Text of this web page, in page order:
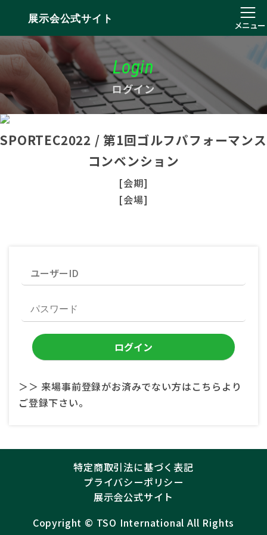
展示会公式サイト
メニュー
Login
ログイン
SPORTEC2022 / 第1回ゴルフパフォーマンス
コンベンション
[会期]
[会場]
＞＞ 来場事前登録がお済みでない方はこちらより
ご登録下さい。
特定商取引法に基づく表記
プライバシーポリシー
展示会公式サイト
Copyright ©︎ TSO International All Rights